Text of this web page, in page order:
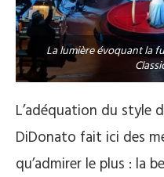
La lumière évoquant la
L’adéquation du style
DiDonato fait ici des
qu’admirer le plus : la